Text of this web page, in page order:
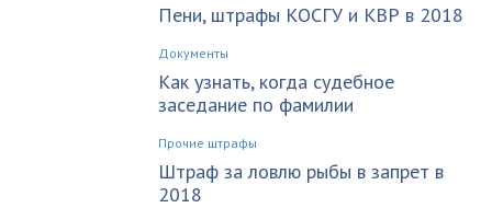
Пени, штрафы КОСГУ и КВР в 2018
Документы
Как узнать, когда судебное
заседание по фамилии
Прочие штрафы
Штраф за ловлю рыбы в запрет в
2018